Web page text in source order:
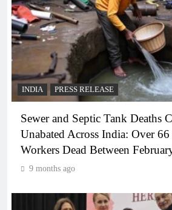
INDIA PRESS RELEASE
Sewer and Septic Tank Deaths
Unabated Across India: Over
Workers Dead Between
9 months ago